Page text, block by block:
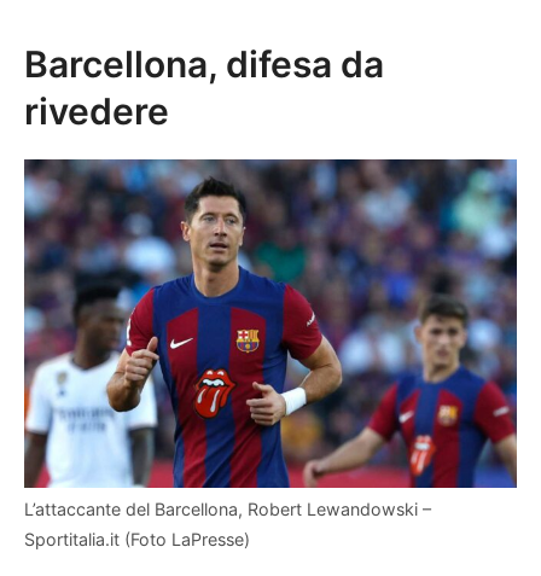
Barcellona, difesa da
rivedere
L’attaccante del Barcellona, Robert Lewandowski –
Sportitalia.it (Foto LaPresse)